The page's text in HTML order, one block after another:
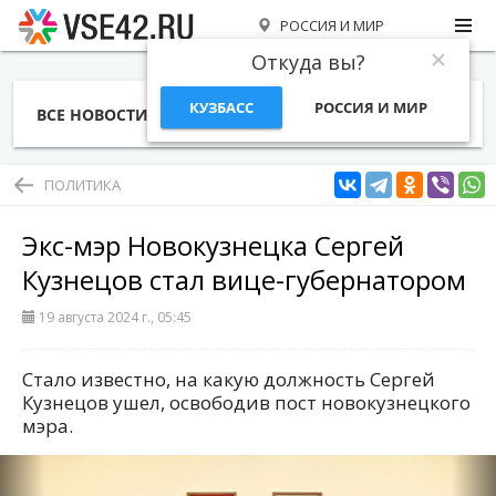
РОССИЯ И МИР
Откуда вы?
КУЗБАСС РОССИЯ И МИР
ВСЕ НОВОСТИ СТАТЬИ ТЕМЫ ФОТО
ПОЛИТИКА
Экс-мэр Новокузнецка Сергей
Кузнецов стал вице-губернатором
19 августа 2024 г., 05:45
Стало известно, на какую должность Сергей
Кузнецов ушел, освободив пост новокузнецкого
мэра.